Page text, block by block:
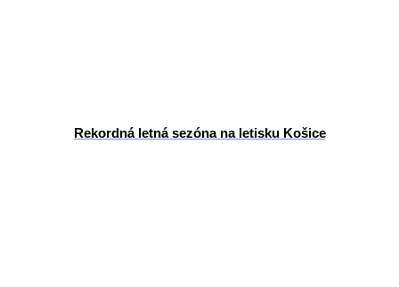
Rekordná letná sezóna na letisku Košice